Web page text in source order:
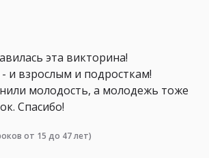
эта викторина!
и взрослым и подросткам!
молодость, а молодежь тоже
Спасибо!
от 15 до 47 лет)